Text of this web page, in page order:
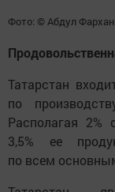
Фото: © Абдул
Татарстан
по
Располагая 2%
3,5% ее
по всем